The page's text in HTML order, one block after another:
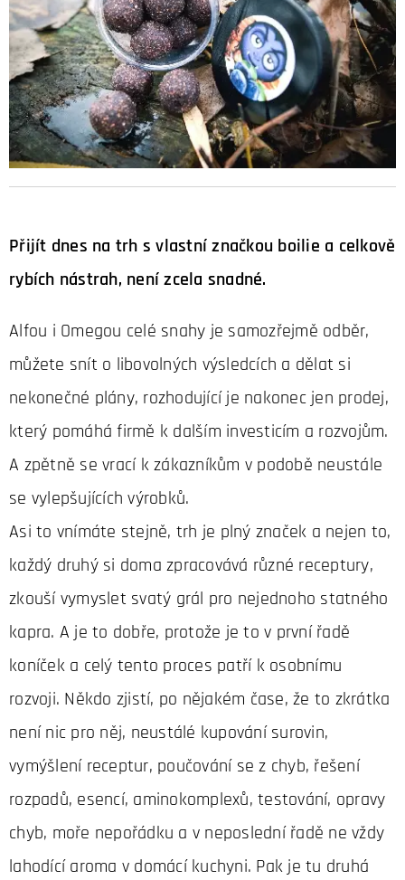
Přijít dnes na trh s vlastní značkou boilie a celkově
rybích nástrah, není zcela snadné.
Alfou i Omegou celé snahy je samozřejmě odběr,
můžete snít o libovolných výsledcích a dělat si
nekonečné plány, rozhodující je nakonec jen prodej,
který pomáhá firmě k dalším investicím a rozvojům.
A zpětně se vrací k zákazníkům v podobě neustále
se vylepšujících výrobků.
Asi to vnímáte stejně, trh je plný značek a nejen to,
každý druhý si doma zpracovává různé receptury,
zkouší vymyslet svatý grál pro nejednoho statného
kapra. A je to dobře, protože je to v první řadě
koníček a celý tento proces patří k osobnímu
rozvoji. Někdo zjistí, po nějakém čase, že to zkrátka
není nic pro něj, neustálé kupování surovin,
vymýšlení receptur, poučování se z chyb, řešení
rozpadů, esencí, aminokomplexů, testování, opravy
chyb, moře nepořádku a v neposlední řadě ne vždy
lahodící aroma v domácí kuchyni. Pak je tu druhá